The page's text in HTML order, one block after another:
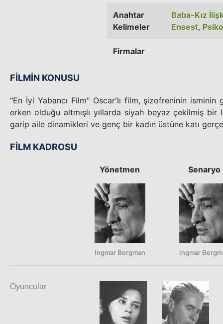
Anahtar
Kelimeler
Baba-Kız
Ensest,
Firmalar
FİLMİN KONUSU
"En İyi Yabancı Film" Oscar'lı film, şizofreninin
erken olduğu altmışlı yıllarda siyah beyaz çekilmiş
garip aile dinamikleri ve genç bir kadın üstüne katı
FİLM KADROSU
Yönetmen
Ingmar Bergman
Senaryo
Ingmar
Oyuncular